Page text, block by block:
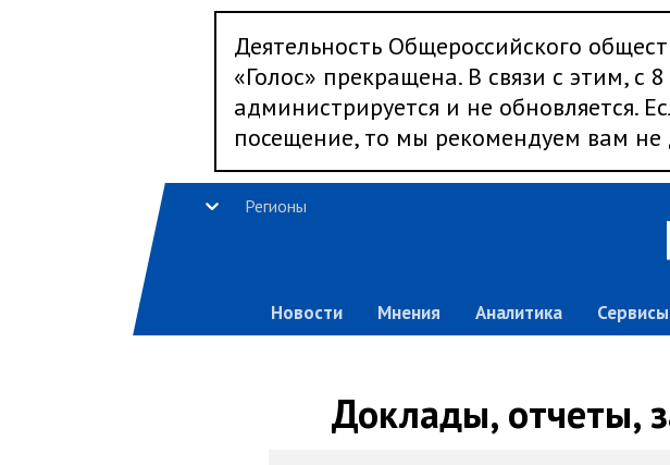
Деятельность Общероссийского
«Голос» прекращена. В связи с этим, с
администрируется и не обновляется.
посещение, то мы рекомендуем вам не
Регионы
Новости Мнения Аналитика Сервисы
Доклады, отчеты,